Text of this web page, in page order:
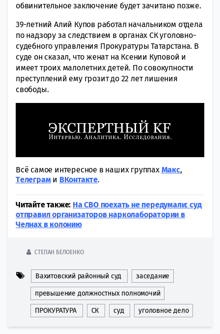
обвинительное заключение будет зачитано позже.
39-летний Алий Купов работал начальником отдела
по надзору за следствием в органах СК уголовно-
судебного управления Прокуратуры Татарстана. В
суде он сказал, что женат на Ксении Куповой и
имеет троих малолетних детей. По совокупности
преступлений ему грозит до 22 лет лишения
свободы.
Всё самое интересное в наших группах Макс,
Tелеграми ВКонтакте.
Читайте также: На СВО поехать не передумали: суд
отправил организаторов нарколаборатории в
Челнах в колонию
СТЕПАН БЕЛОЕНКО
Вахитовский районный суд заседание
превышение должностных полномочий
ПРОКУРАТУРА СК суд уголовное дело